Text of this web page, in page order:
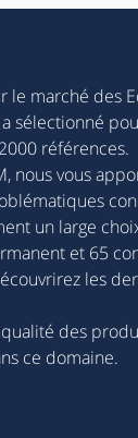
le marché des
sélectionné
références.
nous vous
un large
et 65
les
des
ce domaine.